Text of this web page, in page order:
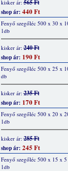
kisker ár:565 Ft
shop ár: 440 Ft
Fenyő szegőléc 500 x 30 x
1db
kisker ár:240 Ft
shop ár: 190 Ft
Fenyő szegőléc 500 x 25 x
db
kisker ár:235 Ft
shop ár: 170 Ft
Fenyő szegőléc 500 x 20 x
1db
kisker ár:285 Ft
shop ár: 245 Ft
Fenyő szegőléc 500 x 15 x
1db